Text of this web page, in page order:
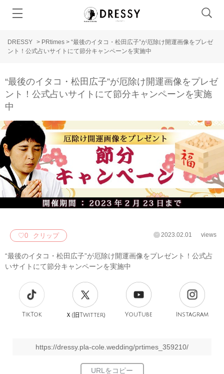
DRESSY > PRtimes > “最後のイタコ・松田広子”が厄除け開運画像をプレゼ
ント！公式占いサイトにて節分キャンペーンを実施中
“最後のイタコ・松田広子”が厄除け開運画像をプレゼ
ント！公式占いサイトにて節分キャンペーンを実施
中
♡0 クリップ 2023.02.01 views
“最後のイタコ・松田広子”が厄除け開運画像をプレゼント！公式占
いサイトにて節分キャンペーンを実施中
TikTok Ｘ(旧Twitter) YouTube Instagram
https://dressy.pla-cole.wedding/prtimes_359210/